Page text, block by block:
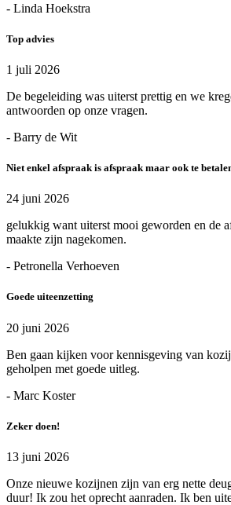
- Linda Hoekstra
Top advies
1 juli 2026
De begeleiding was uiterst prettig en we
antwoorden op onze vragen.
- Barry de Wit
Niet enkel afspraak is afspraak maar ook te
24 juni 2026
gelukkig want uiterst mooi geworden en de
maakte zijn nagekomen.
- Petronella Verhoeven
Goede uiteenzetting
20 juni 2026
Ben gaan kijken voor kennisgeving van
geholpen met goede uitleg.
- Marc Koster
Zeker doen!
13 juni 2026
Onze nieuwe kozijnen zijn van erg nette
duur! Ik zou het oprecht aanraden. Ik ben